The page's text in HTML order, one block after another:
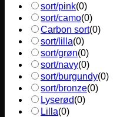
sort/pink(0)
sort/camo(0)
Carbon sort(0)
sort/lilla(0)
sort/grøn(0)
sort/navy(0)
sort/burgundy(0)
sort/bronze(0)
Lyserød(0)
Lilla(0)